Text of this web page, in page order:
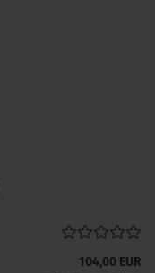
104,00 EUR